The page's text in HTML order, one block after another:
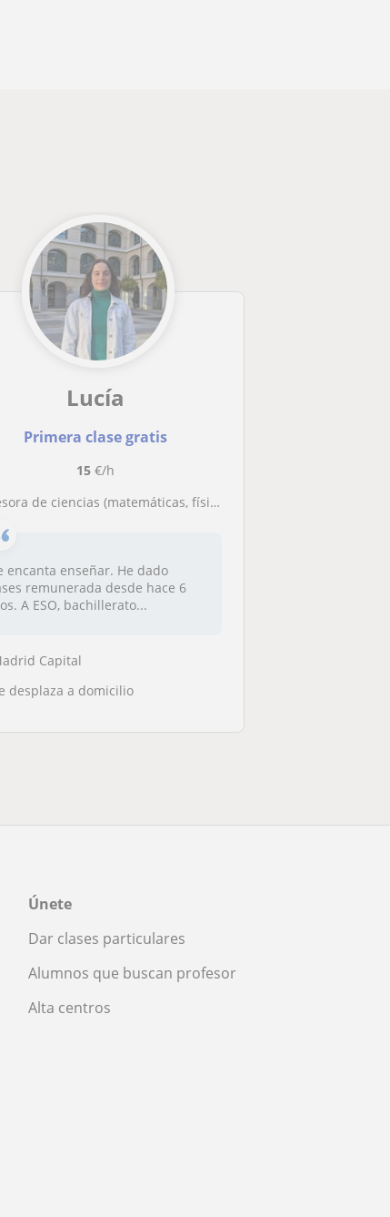
Lucía
Primera clase gratis
15 €/h
de ciencias (matemáticas, física...) con experiencia. Para todas las edades
encanta enseñar. He dado
remunerada desde hace 6
A ESO, bachillerato...
Capital
desplaza a domicilio
Únete
Dar clases particulares
Alumnos que buscan profesor
Alta centros